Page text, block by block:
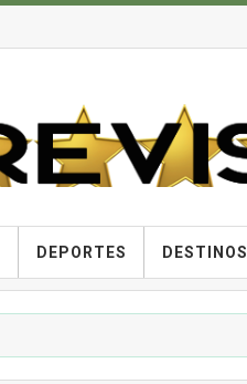
DEPORTES DESTINOS